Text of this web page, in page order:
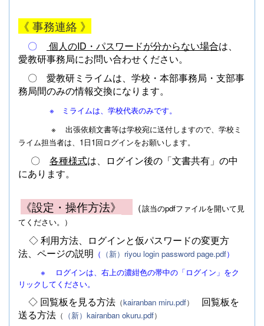
《 事務連絡 》
〇 個人のID・パスワードが分からない場合は、
愛教研事務局にお問い合わせください。
〇 愛教研ミライムは、学校・本部事務局・支部事
務局間のみの情報交換になります。
※ ミライムは、学校代表のみです。
※ 出張依頼文書等は学校宛に送付しますので、学校ミ
ライム担当者は、1日1回ログインをお願いします。
〇 各種様式は、ログイン後の「文書共有」の中
にあります。
《設定・操作方法》 （該当のpdfファイルを開いて見
てください。）
◇利用方法、ログインと仮パスワードの変更方
法、ページの説明 （ （新）riyou login password page.pdf）
※ ログインは、右上の濃紺色の帯中の「ログイン」をク
リックしてください。
◇ 回覧板を見る方法 （kairanban miru.pdf） 回覧板を
送る方法 （ （新）kairanban okuru.pdf）